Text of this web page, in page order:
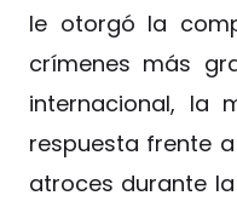
le otorgó la
crímenes más
internacional, la
respuesta frente
atroces durante